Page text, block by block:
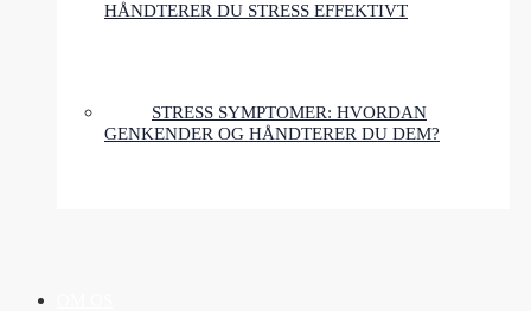
HÅNDTERER DU STRESS EFFEKTIVT
STRESS SYMPTOMER: HVORDAN
GENKENDER OG HÅNDTERER DU DEM?